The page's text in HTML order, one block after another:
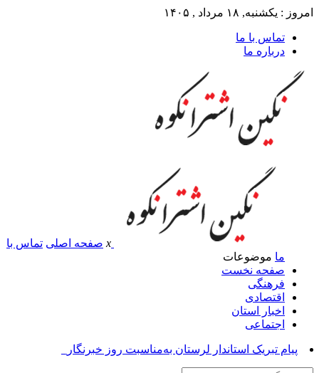
امروز : یکشنبه, ۱۸ مرداد , ۱۴۰۵
تماس با ما
درباره ما
x صفحه اصلی تماس با
ما موضوعات
صفحه نخست
فرهنگی
اقتصادی
اخبار استان
اجتماعی
_